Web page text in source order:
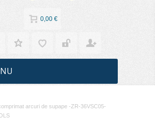
0,00 €
arcuri de supape -ZR-36VSC05-